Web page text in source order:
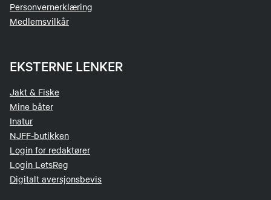
Personvernerklæring
Medlemsvilkår
EKSTERNE LENKER
Jakt & Fiske
Mine båter
Inatur
NJFF-butikken
Login for redaktører
Login LetsReg
Digitalt aversjonsbevis